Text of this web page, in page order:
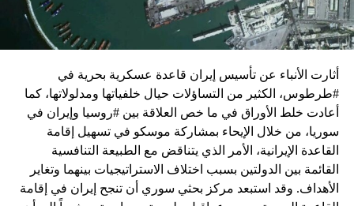
كما وقال بيان من مكتب نتنياهو إنه مصر على بقاء القوات
الإسرائيلية في محور فيلادلفيا “لمنع الإرهابيين من إعادة
التسلح”.
وفي هذا السياق، قال الكاتب والباحث السياسي الفلسطيني
جمال زقوت في حديث لـ”سكاي نيوز عربية”:
حماس ليست عقبة في المفاوضات وأي حديث من هذا
القبيل تجني على الموقف الفلسطيني.
المعضلة الأساسية هي أن نتنياهو يعرض المجتمع
الإسرائيلي والمنطقة للخطر.
أثارت الأنباء عن تأسيس إيران قاعدة عسكرية بحرية في
#طرطوس، الكثير من التساؤلات حيال خلفياتها ومدلولاتها، كما
أعادت خلط الأوراق في ما خص العلاقة بين #روسيا وإيران في
سوريا، من خلال الإيحاء بمشاركة موسكو في تسهيل إقامة
القاعدة الإيرانية، الأمر الذي يتناقض مع الطبيعة التنافسية
القائمة بين الدولتين بسبب اختلاف الاستراتيجيات بينهما وتغاير
الأهداف. وقد استبعد مركز بحثي سوري أن تنجح إيران في إقامة